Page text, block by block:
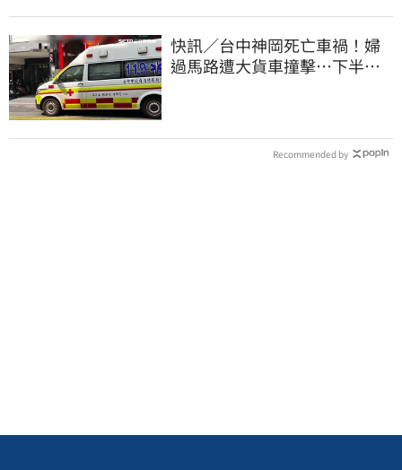
快訊／台中神岡死亡車禍！婦
過馬路遭大貨車撞擊…下半身
Recommended by